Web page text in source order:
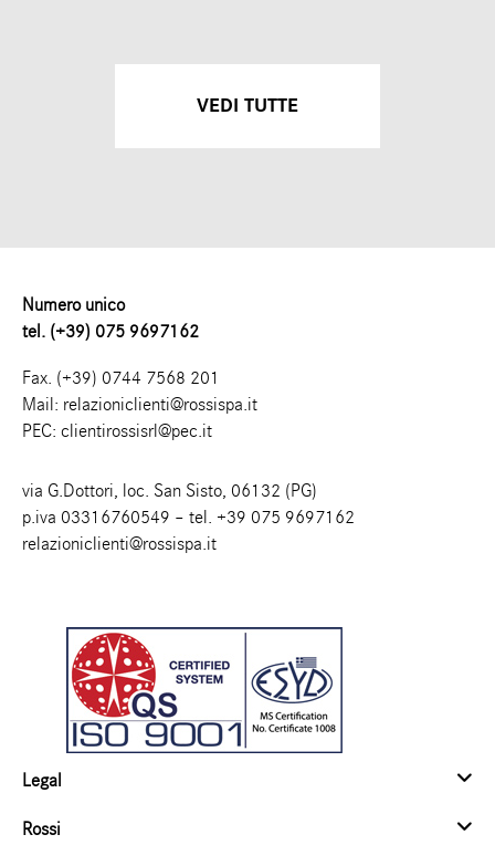
VEDI TUTTE
Numero unico
tel. (+39) 075 9697162
Fax. (+39) 0744 7568 201
Mail: relazioniclienti@rossispa.it
PEC: clientirossisrl@pec.it
via G.Dottori, loc. San Sisto, 06132 (PG)
p.iva 03316760549 – tel. +39 075 9697162
relazioniclienti@rossispa.it
Legal
Rossi